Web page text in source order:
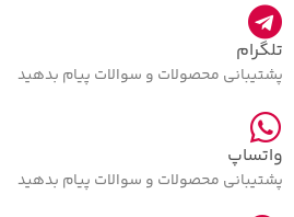
تلگرام
پشتیبانی محصولات و سوالات پیام بدهید
واتساپ
پشتیبانی محصولات و سوالات پیام بدهید